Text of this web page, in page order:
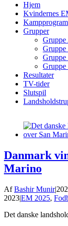
Hjem
Kvindernes
Kampprogram
Grupper
Gruppe
Gruppe
Gruppe
Gruppe
Resultater
TV-tider
Slutspil
Danmark
Marino
AfBashir Munir|
2023|EM 2025,
Det danske